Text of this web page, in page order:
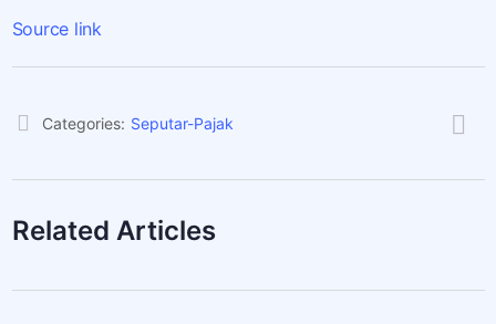
Source link
Categories: Seputar-Pajak
Related Articles